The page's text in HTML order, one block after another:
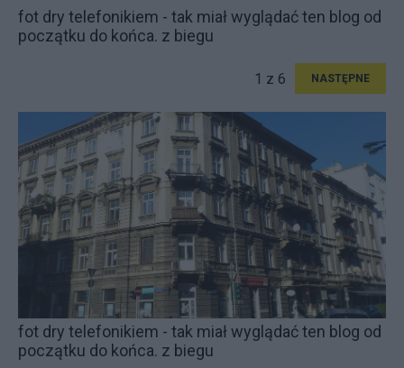
fot dry telefonikiem - tak miał wyglądać ten blog od
początku do końca. z biegu
1 z 6 NASTĘPNE
fot dry telefonikiem - tak miał wyglądać ten blog od
początku do końca. z biegu